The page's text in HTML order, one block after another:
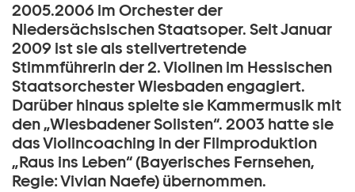
2005.2006 im Orchester der
Niedersächsischen Staatsoper. Seit Januar
2009 ist sie als stellvertretende
Stimmführerin der 2. Violinen im Hessischen
Staatsorchester Wiesbaden engagiert.
Darüber hinaus spielte sie Kammermusik mit
den „Wiesbadener Solisten“. 2003 hatte sie
das Violincoaching in der Filmproduktion
„Raus ins Leben“ (Bayerisches Fernsehen,
Regie: Vivian Naefe) übernommen.